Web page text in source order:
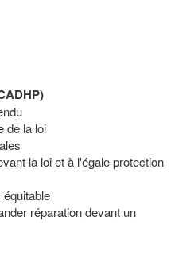
de la loi
la loi et à l'égale protection
réparation devant un